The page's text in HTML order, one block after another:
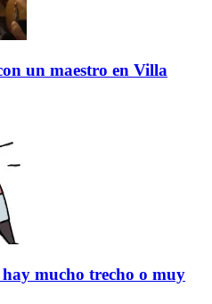
un maestro en Villa
mucho trecho o muy